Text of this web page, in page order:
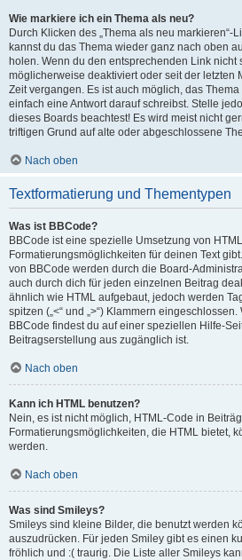
Wie markiere ich ein Thema als neu?
Durch Klicken des „Thema als neu markieren“-
kannst du das Thema wieder ganz nach oben
holen. Wenn du den entsprechenden Link nicht
möglicherweise deaktiviert oder seit der letzten
Zeit vergangen. Es ist auch möglich, das
einfach eine Antwort darauf schreibst. Stelle
dieses Boards beachtest! Es wird meist nicht
triftigen Grund auf alte oder abgeschlossene
Nach oben
Textformatierung und Thementypen
Was ist BBCode?
BBCode ist eine spezielle Umsetzung von
Formatierungsmöglichkeiten für deinen Text
von BBCode werden durch die Board-
auch durch dich für jeden einzelnen Beitrag
ähnlich wie HTML aufgebaut, jedoch werden
spitzen („<“ und „>“) Klammern
BBCode findest du auf einer speziellen Hilfe-
Beitragserstellung aus zugänglich ist.
Nach oben
Kann ich HTML benutzen?
Nein, es ist nicht möglich, HTML-Code in
Formatierungsmöglichkeiten, die HTML bietet,
werden.
Nach oben
Was sind Smileys?
Smileys sind kleine Bilder, die benutzt werden
auszudrücken. Für jeden Smiley gibt es einen
fröhlich und :( traurig. Die Liste aller Smileys